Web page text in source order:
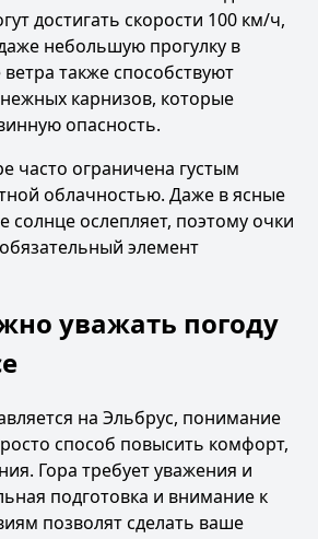
достигать скорости 100 км/ч,
небольшую прогулку в
также способствуют
карнизов, которые
опасность.
часто ограничена густым
облачностью. Даже в ясные
солнце ослепляет, поэтому очки
элемент
уважать погоду
на Эльбрус, понимание
способ повысить комфорт,
Гора требует уважения и
подготовка и внимание к
позволят сделать ваше